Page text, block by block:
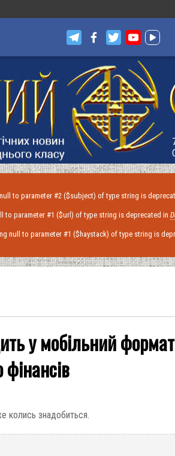
to parameter #2 ($subject) of type string is
to parameter #1 ($url) of type string is deprecated in
null to parameter #1 ($haystack) of type string is
у мобільний
колись знадобиться.